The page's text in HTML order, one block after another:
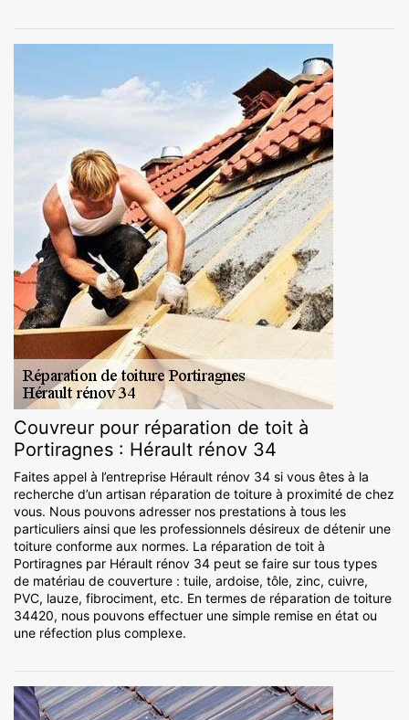
Couvreur pour réparation de toit à
Portiragnes : Hérault rénov 34
Faites appel à l’entreprise Hérault rénov 34 si vous êtes à la
recherche d’un artisan réparation de toiture à proximité de chez
vous. Nous pouvons adresser nos prestations à tous les
particuliers ainsi que les professionnels désireux de détenir une
toiture conforme aux normes. La réparation de toit à
Portiragnes par Hérault rénov 34 peut se faire sur tous types
de matériau de couverture : tuile, ardoise, tôle, zinc, cuivre,
PVC, lauze, fibrociment, etc. En termes de réparation de toiture
34420, nous pouvons effectuer une simple remise en état ou
une réfection plus complexe.